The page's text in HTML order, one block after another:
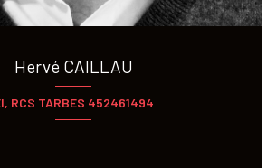
Hervé CAILLAU
RCS TARBES 452461494